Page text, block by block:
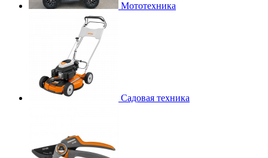
Мототехника
Садовая техника